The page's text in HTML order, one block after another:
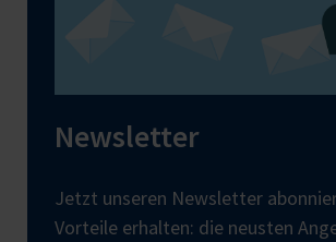
Newsletter
Jetzt unseren Newsletter
Vorteile erhalten: die neusten